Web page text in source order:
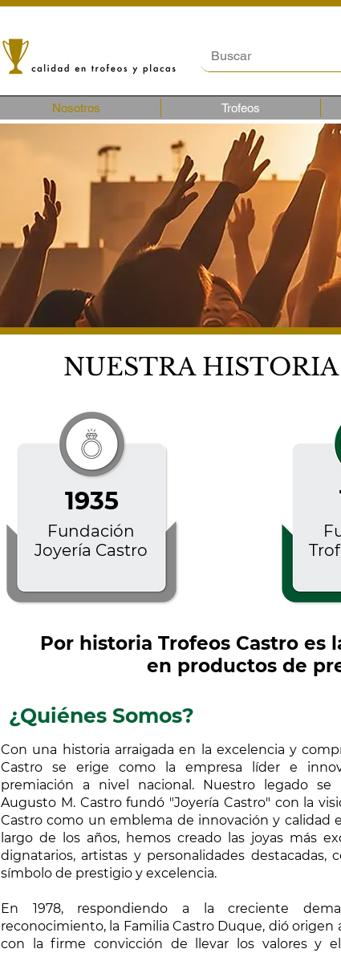
Nosotros Trofeos
NUESTRA
1935
Fundación
Joyería Castro
Por historia Trofeos Castro es
en productos de
¿Quiénes Somos?
Con una historia arraigada en la excelencia y
Castro se erige como la empresa líder e
premiación a nivel nacional. Nuestro legado se
Augusto M. Castro fundó "Joyería Castro" con la
Castro como un emblema de innovación y calidad
largo de los años, hemos creado las joyas más
dignatarios, artistas y personalidades destacadas,
símbolo de prestigio y excelencia.
En 1978, respondiendo a la creciente
reconocimiento, la Familia Castro Duque, dió origen
con la firme convicción de llevar los valores y